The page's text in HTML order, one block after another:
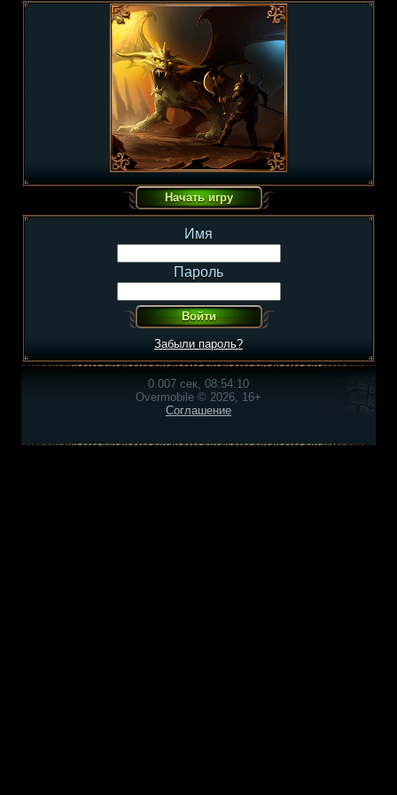
Имя
Пароль
Забыли пароль?
0.007 сек, 08:54:10
Overmobile © 2026, 16+
Соглашение